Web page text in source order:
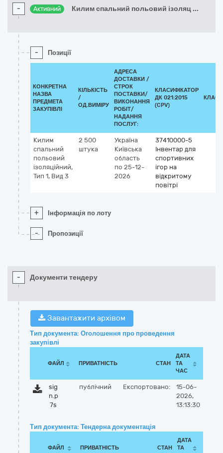
- Активний Килим спальний польовий ізоляц ...
- Позиції
КОНКРЕТНА
НАЗВА
ПРЕДМЕТА
ЗАКУПІВЛІ
КІЛЬКІСТЬ
/
ОД.ВИМІРУ
АДРЕСА
ДОСТАВКИ /
СТРОК
ПОСТАВКИ/
ВИКОНАННЯ
РОБІТ/
НАДАННЯ
ПОСЛУГ:
КЛАСИФІКАТОР
ДК 021:2015
(CPV)
Килим
спальний
польовий
ізоляційний,
Тип 1, Вид 3
2 500
штука
Україна
Київська
область
по 25-12-
2026
37410000-5
Інвентар для
спортивних
ігор на
відкритому
повітрі
+ Інформація по лоту
- Пропозиції
- Документи тендеру
Завантажити архівом
Тип документа: Оголошення про проведення
закупівлі
ФАЙЛ ПРИВАТНІСТЬ СТАН
ДАТА
ТА
ЧАС
sig
n.p
7s
публічний Експортовано:
15-06-
2026,
13:13:30
Тип документа: Тендерна документація
ФАЙЛ ПРИВАТНІСТЬ СТАН
ДАТА
ТА